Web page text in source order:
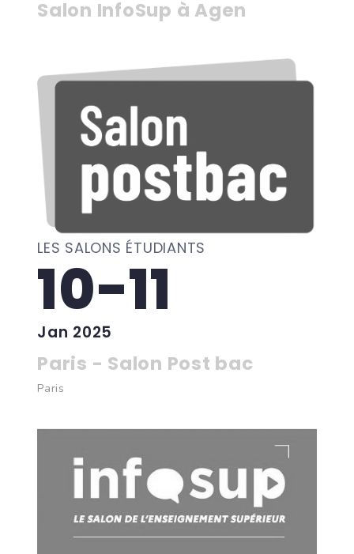
Salon InfoSup à Agen
LES SALONS ÉTUDIANTS
10-11
Jan 2025
Paris - Salon Post bac
Paris